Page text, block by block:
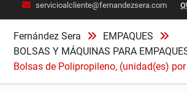
servicioalcliente@fernandezsera.com
Fernández Sera
EMPAQUES
BOLSAS Y MÁQUINAS PARA
Bolsas de Polipropileno, (unidad(es)